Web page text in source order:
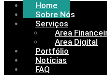
Home
Sobre Nós
Serviços
Area
Area Digital
Portfólio
Notícias
FAQ